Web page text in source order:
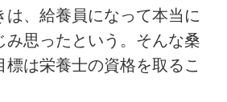
は、給養員になって本当に
み思ったという。そんな桑
は栄養士の資格を取るこ